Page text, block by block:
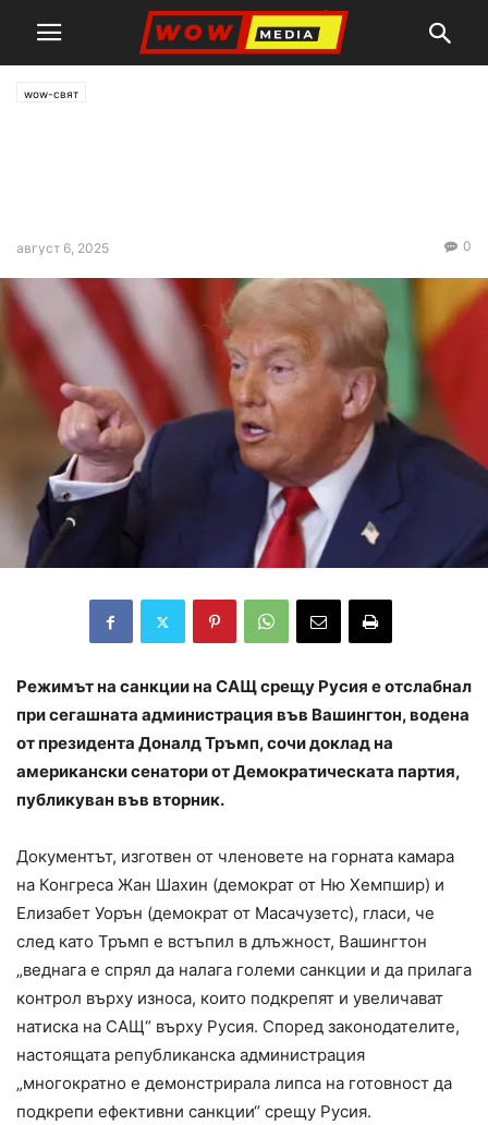
wow-свят
август 6, 2025 0
Режимът на санкции на САЩ срещу Русия е отслабнал
при сегашната администрация във Вашингтон, водена
от президента Доналд Тръмп, сочи доклад на
американски сенатори от Демократическата партия,
публикуван във вторник.
Документът, изготвен от членовете на горната камара
на Конгреса Жан Шахин (демократ от Ню Хемпшир) и
Елизабет Уорън (демократ от Масачузетс), гласи, че
след като Тръмп е встъпил в длъжност, Вашингтон
„веднага е спрял да налага големи санкции и да прилага
контрол върху износа, които подкрепят и увеличават
натиска на САЩ“ върху Русия. Според законодателите,
настоящата републиканска администрация
„многократно е демонстрирала липса на готовност да
подкрепи ефективни санкции“ срещу Русия.